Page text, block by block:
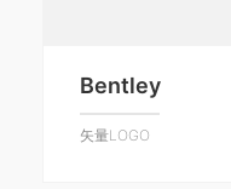
Bentley
矢量LOGO